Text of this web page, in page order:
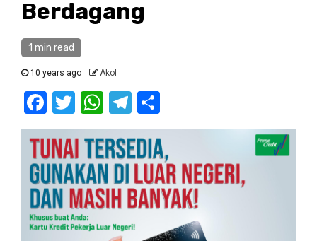
Berdagang
1 min read
10 years ago Akol
Facebook
Twitter
WhatsApp
Telegram